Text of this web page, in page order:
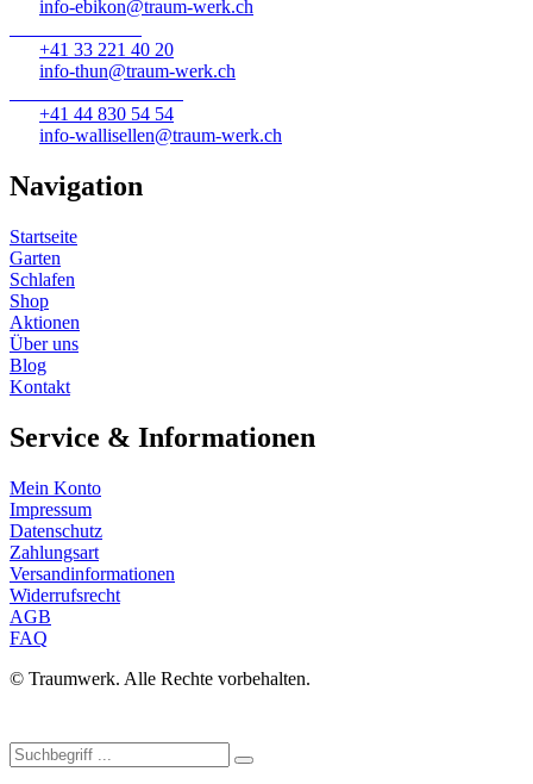
info-ebikon@traum-werk.ch
+41 33 221 40 20
info-thun@traum-werk.ch
+41 44 830 54 54
info-wallisellen@traum-werk.ch
Navigation
Startseite
Garten
Schlafen
Shop
Aktionen
Über uns
Blog
Kontakt
Service & Informationen
Mein Konto
Impressum
Datenschutz
Zahlungsart
Versandinformationen
Widerrufsrecht
AGB
FAQ
© Traumwerk. Alle Rechte vorbehalten.